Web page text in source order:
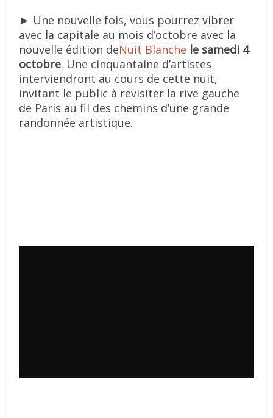
► Une nouvelle fois, vous pourrez vibrer
avec la capitale au mois d’octobre avec la
nouvelle édition deNuit Blanche le samedi 4
octobre. Une cinquantaine d’artistes
interviendront au cours de cette nuit,
invitant le public à revisiter la rive gauche
de Paris au fil des chemins d’une grande
randonnée artistique.